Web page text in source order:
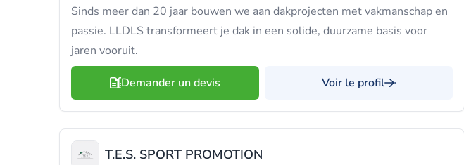
Sinds meer dan 20 jaar bouwen we aan dakprojecten met vakmanschap en
passie. LLDLS transformeert je dak in een solide, duurzame basis voor
jaren vooruit.
Demander un devis Voir le profil
T.E.S. SPORT PROMOTION